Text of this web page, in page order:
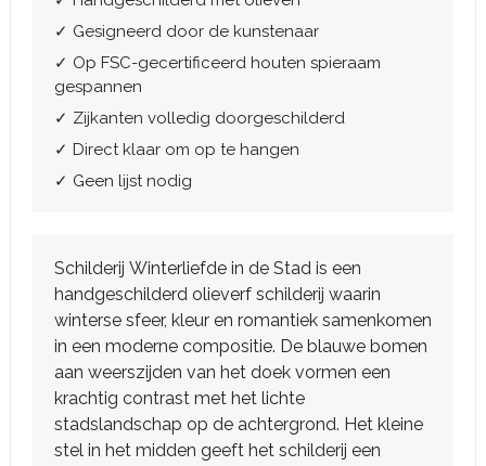
✓ Gesigneerd door de kunstenaar
✓ Op FSC-gecertificeerd houten spieraam
gespannen
✓ Zijkanten volledig doorgeschilderd
✓ Direct klaar om op te hangen
✓ Geen lijst nodig
Schilderij Winterliefde in de Stad is een
handgeschilderd olieverf schilderij waarin
winterse sfeer, kleur en romantiek samenkomen
in een moderne compositie. De blauwe bomen
aan weerszijden van het doek vormen een
krachtig contrast met het lichte
stadslandschap op de achtergrond. Het kleine
stel in het midden geeft het schilderij een